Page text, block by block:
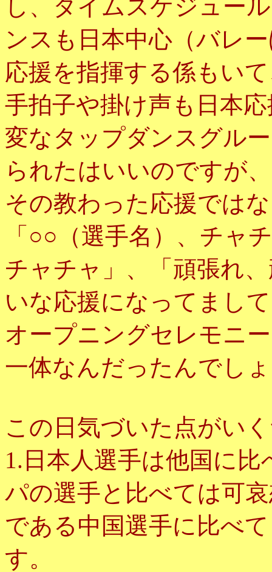
し、タイムスケジュー
ンスも日本中心（バレ
応援を指揮する係もい
手拍子や掛け声も日本
変なタップダンスグル
られたはいいのですが
その教わった応援では
「○○（選手名）、チャ
チャチャ」、「頑張れ
いな応援になってまし
オープニングセレモニ
一体なんだったんでし
この日気づいた点がい
1.日本人選手は他国に
パの選手と比べては可
である中国選手に比べ
す。